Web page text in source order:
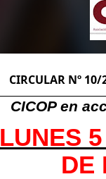
CIRCULAR Nº
CICOP en
LUNES
DE